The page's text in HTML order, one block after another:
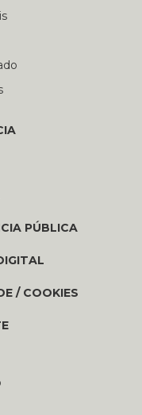
PÚBLICA
/ COOKIES